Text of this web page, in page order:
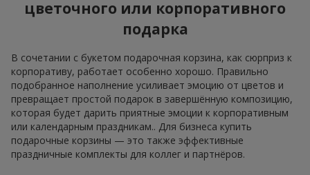
цветочного или корпоративного
подарка
В сочетании с букетом подарочная корзина, как сюрприз к
корпоративу, работает особенно хорошо. Правильно
подобранное наполнение усиливает эмоцию от цветов и
превращает простой подарок в завершённую композицию,
которая будет дарить приятные эмоции к корпоративным
или календарным праздникам.. Для бизнеса купить
подарочные корзины — это также эффективные
праздничные комплекты для коллег и партнёров.